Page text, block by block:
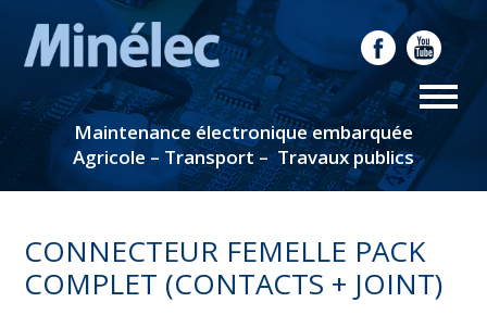
Maintenance électronique embarquée
Agricole – Transport – Travaux publics
CONNECTEUR FEMELLE PACK
COMPLET (CONTACTS + JOINT)